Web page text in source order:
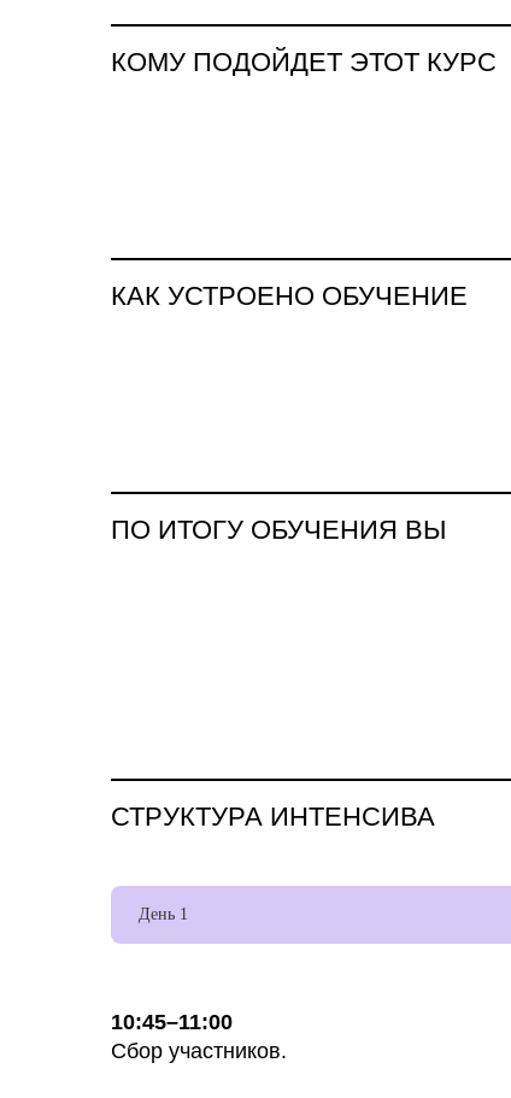
КОМУ ПОДОЙДЕТ ЭТОТ КУРС
КАК УСТРОЕНО ОБУЧЕНИЕ
ПО ИТОГУ ОБУЧЕНИЯ ВЫ
СТРУКТУРА ИНТЕНСИВА
День 1
10:45–11:00
Сбор участников.